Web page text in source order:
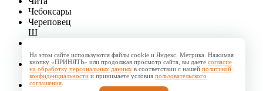
Чебоксары
Череповец
Ш
Э
Энгельс
Ю
Южно-Сахалинск
На этом сайте используются файлы cookie и Яндекс. Метрика. Нажимая
кнопку «ПРИНЯТЬ» или продолжая просмотр сайта, вы даете согласие
на обработку персональных данных в соответствии с нашей политикой
конфиденциальности и принимаете условия пользовательского
соглашения